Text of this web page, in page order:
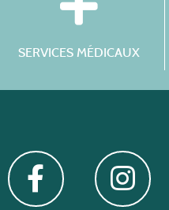
SERVICES MÉDICAUX